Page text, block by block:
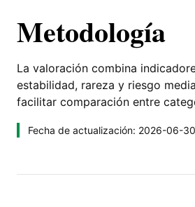
Metodología
La valoración combina
estabilidad, rareza y riesgo
facilitar comparación entre
Fecha de actualización: 2026-06-30